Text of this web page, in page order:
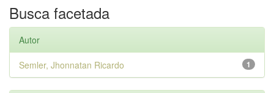
Busca facetada
Autor
1
Semler, Jhonnatan Ricardo